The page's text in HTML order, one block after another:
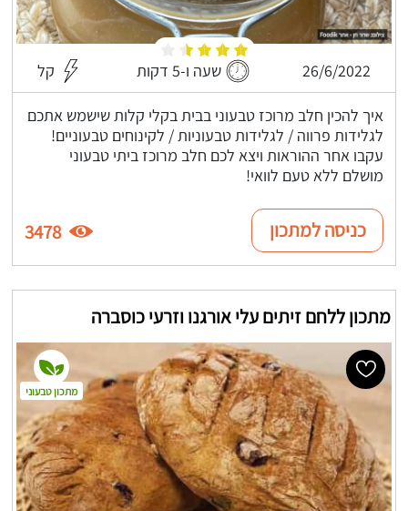
26/6/2022 שעה ו-5 דקות קל
איך להכין חלב מרוכז טבעוני בבית בקלי קלות שישמש אתכם
לגלידות פרווה / לגלידות טבעוניות / לקינוחים טבעוניים!
עקבו אחר ההוראות ויצא לכם חלב מרוכז ביתי טבעוני
מושלם ללא טעם לוואי!
כניסה למתכון 3478
מתכון ללחם זיתים עלי אורגנו וזרעי כוסברה
מתכון טבעוני